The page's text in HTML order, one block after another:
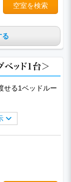
空室を検索
る
ベッド1台＞
せる1ベッドルー